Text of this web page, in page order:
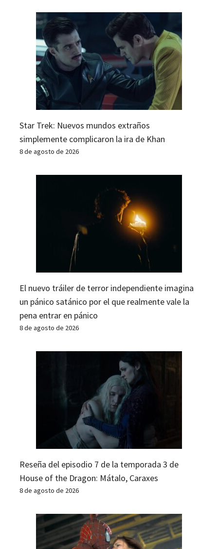
Star Trek: Nuevos mundos extraños
simplemente complicaron la ira de Khan
8 de agosto de 2026
El nuevo tráiler de terror independiente imagina
un pánico satánico por el que realmente vale la
pena entrar en pánico
8 de agosto de 2026
Reseña del episodio 7 de la temporada 3 de
House of the Dragon: Mátalo, Caraxes
8 de agosto de 2026